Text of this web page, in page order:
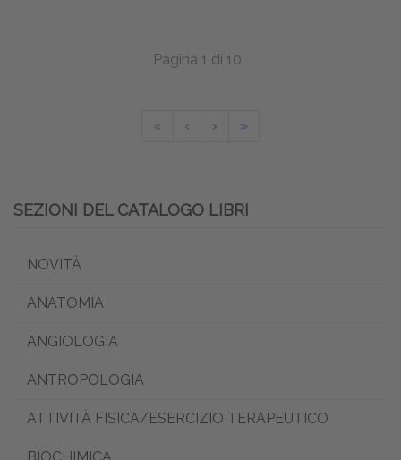
Pagina 1 di 10
« ‹ › »
SEZIONI DEL CATALOGO LIBRI
NOVITÀ
ANATOMIA
ANGIOLOGIA
ANTROPOLOGIA
ATTIVITÀ FISICA/ESERCIZIO TERAPEUTICO
BIOCHIMICA